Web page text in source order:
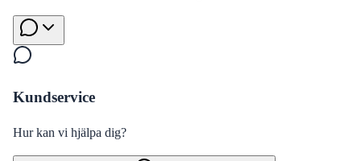
Kundservice
Hur kan vi hjälpa dig?